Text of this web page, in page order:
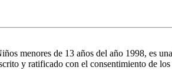
menores de 13 años del año 1998, es
y ratificado con el consentimiento de